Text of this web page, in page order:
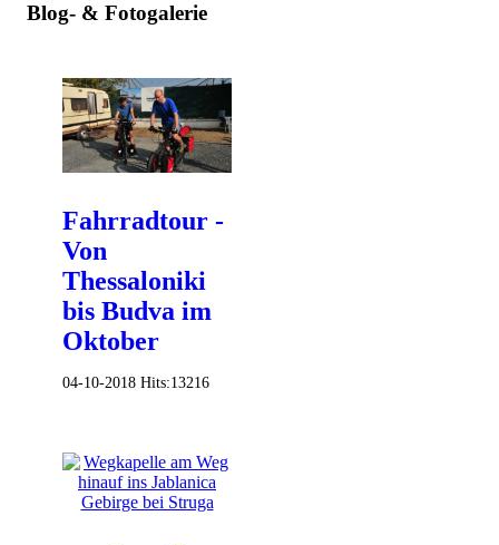
Blog- & Fotogalerie
Fahrradtour -
Von
Thessaloniki
bis Budva im
Oktober
04-10-2018 Hits:13216